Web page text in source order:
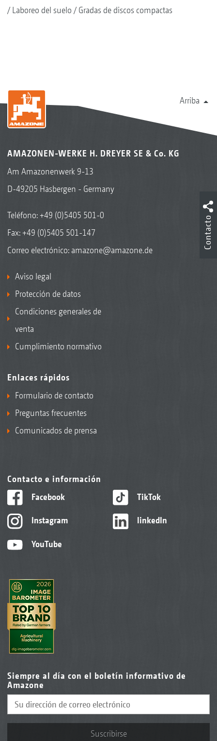
Laboreo del suelo
Gradas de discos compactas
Arriba
AMAZONEN-WERKE H. DREYER SE & Co. KG
Am Amazonenwerk 9-13
D-49205 Hasbergen - Germany
Teléfono:+49 (0)5405 501-0
Fax: +49 (0)5405 501-147
Correo electrónico: amazone@amazone.de
Aviso legal
Protección de datos
Condiciones generales de
venta
Cumplimiento normativo
Enlaces rápidos
Formulario de contacto
Preguntas frecuentes
Comunicados de prensa
Contacto e información
Facebook
Instagram
YouTube
TikTok
linkedIn
Siempre al día con el boletín informativo de
Amazone
Suscribirse
Contacto